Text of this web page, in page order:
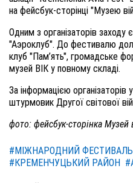
на фейсбук-сторінці "Музею
Одним з організаторів заходу
"Аэроклуб". До фестивалю
клуб "Пам’ять", громадське
музей ВІК у повному складі.
За інформацією організаторів
штурмовик Другої світової
фото: фейсбук-сторінка Музей
#МІЖНАРОДНИЙ ФЕСТИВАЛЬ
#КРЕМЕНЧУЦЬКИЙ РАЙОН